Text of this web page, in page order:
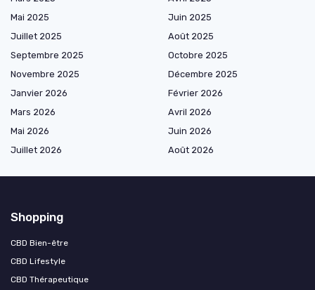
Mai 2025
Juin 2025
Juillet 2025
Août 2025
Septembre 2025
Octobre 2025
Novembre 2025
Décembre 2025
Janvier 2026
Février 2026
Mars 2026
Avril 2026
Mai 2026
Juin 2026
Juillet 2026
Août 2026
Shopping
CBD Bien-être
CBD Lifestyle
CBD Thérapeutique